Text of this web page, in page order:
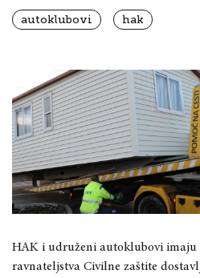
autoklubovi hak
HAK i udruženi autoklubovi imaju
ravnateljstva Civilne zaštite